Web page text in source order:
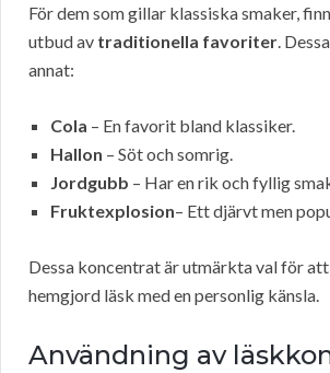
För dem som gillar klassiska smaker,
utbud av traditionella favoriter.
annat:
Cola – En favorit bland klassiker.
Hallon – Söt och somrig.
Jordgubb – Har en rik och fyllig
Fruktexplosion– Ett djärvt men
Dessa koncentrat är utmärkta val för
hemgjord läsk med en personlig känsla.
Användning av